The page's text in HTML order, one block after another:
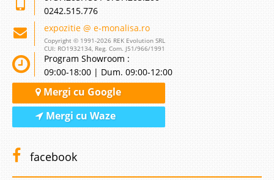
0242.515.776
expozitie @ e-monalisa.ro
Copyright © 1991-2026 REK Evolution SRL
CUI: RO1932134, Reg. Com. J51/966/1991
Program Showroom :
09:00-18:00 | Dum. 09:00-12:00
Mergi cu Google
Mergi cu Waze
facebook